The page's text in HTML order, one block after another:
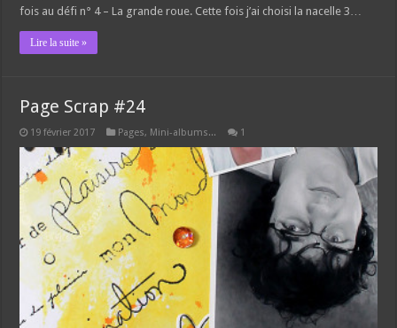
fois au défi n° 4 – La grande roue. Cette fois j’ai choisi la nacelle 3…
Lire la suite »
Page Scrap #24
19 février 2017 Pages, Mini-albums... 1